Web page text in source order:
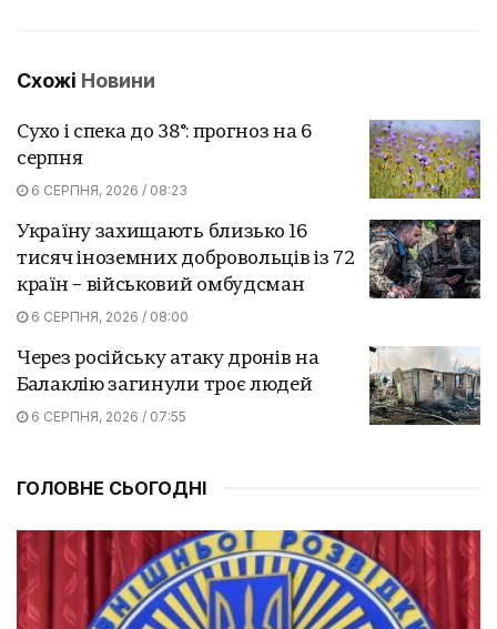
Схожі Новини
Сухо і спека до 38°: прогноз на 6
серпня
6 СЕРПНЯ, 2026 / 08:23
Україну захищають близько 16
тисяч іноземних добровольців із 72
країн – військовий омбудсман
6 СЕРПНЯ, 2026 / 08:00
Через російську атаку дронів на
Балаклію загинули троє людей
6 СЕРПНЯ, 2026 / 07:55
ГОЛОВНЕ СЬОГОДНІ